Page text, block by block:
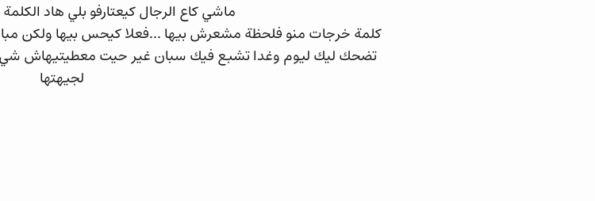
ماشي كاع الرجال كيعتارفو بلي هاد
كلمة خرجات منو فلحظة مشعرش بيها ...فعلا كيحس بيها ولكن
تضحك ليك ليوم وغدا تشبع فيك سبان غير حيت معطيتيهاش شي
لجيهتها